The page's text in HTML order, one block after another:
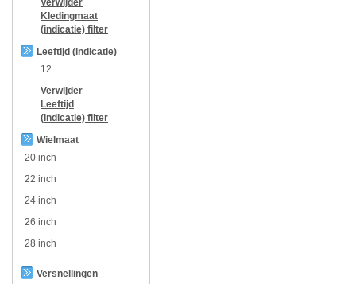
Verwijder
Kledingmaat
(indicatie) filter
Leeftijd (indicatie)
12
Verwijder
Leeftijd
(indicatie) filter
Wielmaat
20 inch
22 inch
24 inch
26 inch
28 inch
Versnellingen